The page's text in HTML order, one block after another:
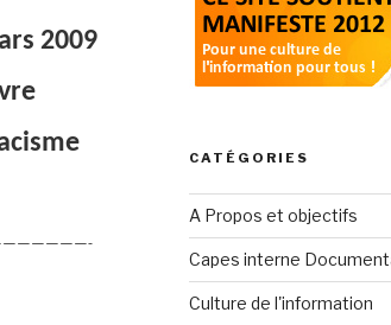
2009
CATÉGORIES
A Propos et objectifs
Capes interne
Culture de l'information